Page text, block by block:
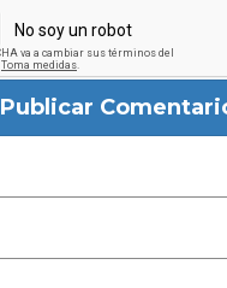
Publicar